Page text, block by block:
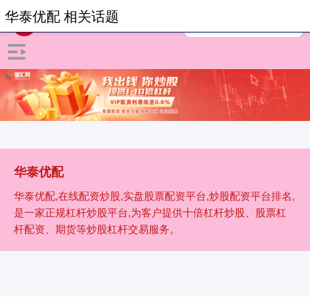
华泰优配
华泰优配,在线配资炒股,实盘股票配资平台,炒股配资平台排名,
是一家正规杠杆炒股平台,为客户提供十倍杠杆炒股、股票杠
杆配资、期货等炒股杠杆交易服务。
华泰优配 相关话题